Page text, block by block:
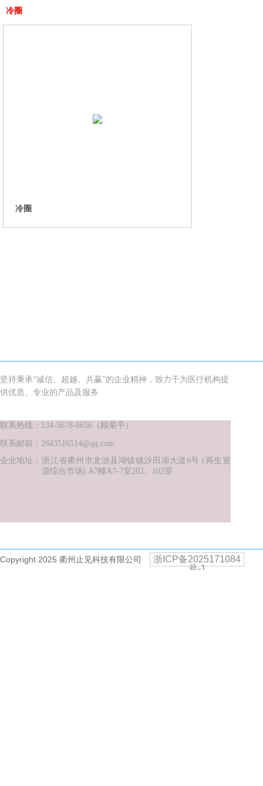
冷圈
冷圈
联系热线：134-5678-6656（顾菊平）
联系邮箱：2643516514@qq.com
浙江省衢州市龙游县湖镇镇沙田湖大道6号(再生资
源综合市场) A7幢A7-7室202、102室
企业地址：
Copyright 2025 衢州止见科技有限公司
坚持秉承“诚信、超越、共赢”的企业精神，致力于为医疗机构提
供优质、专业的产品及服务
浙ICP备2025171084
号-1